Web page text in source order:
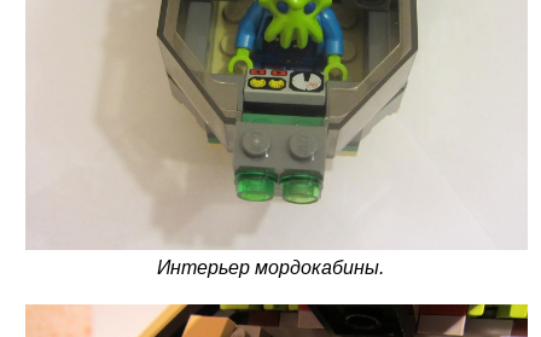
Интерьер мордокабины.